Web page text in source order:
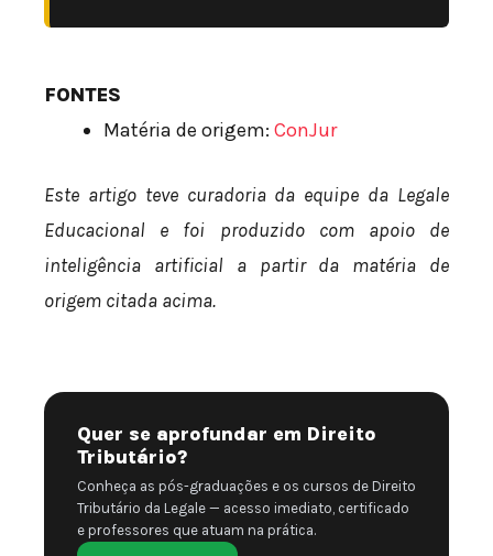
FONTES
Matéria de origem: ConJur
Este artigo teve curadoria da equipe da Legale
Educacional e foi produzido com apoio de
inteligência artificial a partir da matéria de
origem citada acima.
Quer se aprofundar em Direito
Tributário?
Conheça as pós-graduações e os cursos de Direito
Tributário da Legale — acesso imediato, certificado
e professores que atuam na prática.